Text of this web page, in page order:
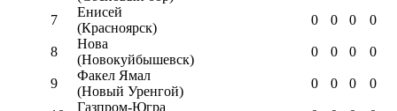
7
Енисей
(Красноярск)
0 0 0 0
8
Нова
(Новокуйбышевск)
0 0 0 0
9
Факел Ямал
(Новый Уренгой)
0 0 0 0
Газпром-Югра